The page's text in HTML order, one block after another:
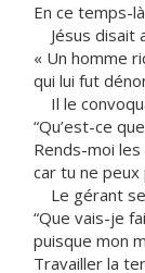
En ce temps-
Jésus disait
« Un homme
qui lui fut
Il le
“Qu’est-ce
Rends-moi
car tu ne
Le gérant
“Que vais-je
puisque mon
Travailler la